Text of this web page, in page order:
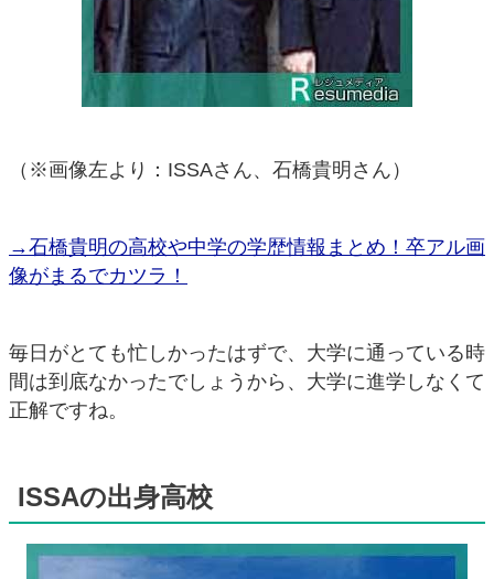
（※画像左より：ISSAさん、石橋貴明さん）
→石橋貴明の高校や中学の学歴情報まとめ！卒アル画
像がまるでカツラ！
毎日がとても忙しかったはずで、大学に通っている時
間は到底なかったでしょうから、大学に進学しなくて
正解ですね。
ISSAの出身高校